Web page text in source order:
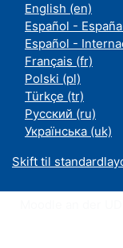
English ‎(en)‎
Español -
Español -
Français ‎(fr)‎
Polski ‎(pl)‎
Türkçe ‎(tr)‎
Русский ‎(ru)‎
Українська ‎(uk)‎
Skift til